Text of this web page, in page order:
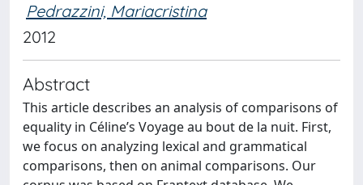
Pedrazzini, Mariacristina
2012
Abstract
This article describes an analysis of comparisons of
equality in Céline’s Voyage au bout de la nuit. First,
we focus on analyzing lexical and grammatical
comparisons, then on animal comparisons. Our